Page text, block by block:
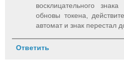
восклицательного
обновы токена,
автомат и знак перестал
Ответить